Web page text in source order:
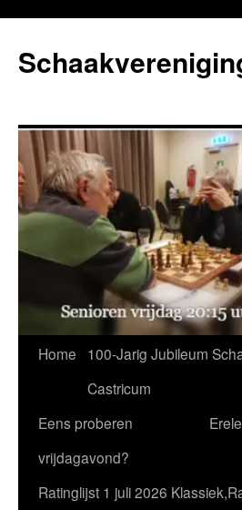
de
inhoud
Home
100-Jarig Jubileum
Castricum
Eens proberen
vrijdagavond?
Ratinglijst 1 juli 2026